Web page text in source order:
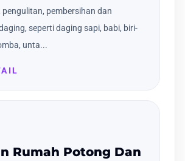
pembersihan dan
seperti daging sapi, babi, biri-
unta...
Rumah Potong Dan